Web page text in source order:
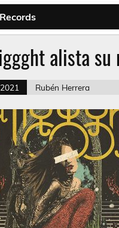
alista su
Rubén Herrera